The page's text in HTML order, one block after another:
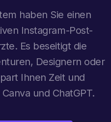
haben Sie einen
Instagram-Post-
Es beseitigt die
Designern oder
Ihnen Zeit und
und ChatGPT.